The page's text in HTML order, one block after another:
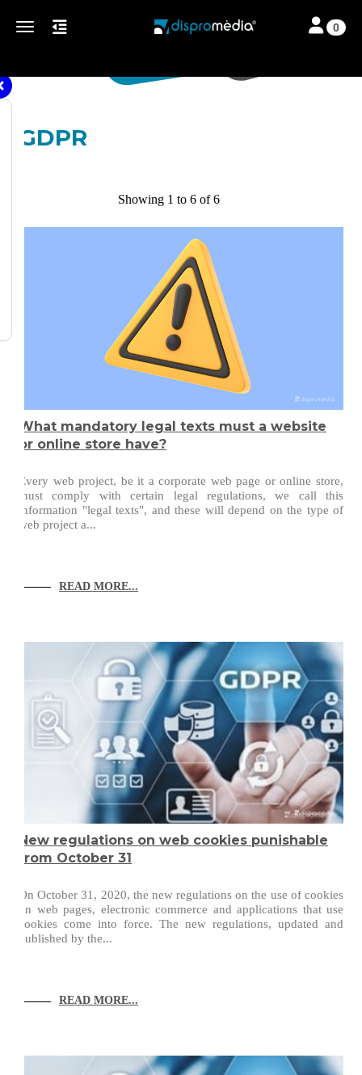
Toggle navigation Toggle
0
GDPR
Showing 1 to 6 of 6
What mandatory legal texts must a website
or online store have?
Every web project, be it a corporate web page or online store,
must comply with certain legal regulations, we call this
information "legal texts", and these will depend on the type of
web project a...
READ MORE...
New regulations on web cookies punishable
from October 31
On October 31, 2020, the new regulations on the use of cookies
on web pages, electronic commerce and applications that use
cookies come into force. The new regulations, updated and
published by the...
READ MORE...